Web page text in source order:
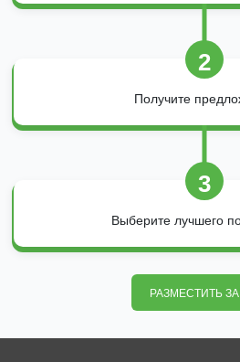
2
Получите
3
Выберите лучшего
РАЗМЕСТИТЬ